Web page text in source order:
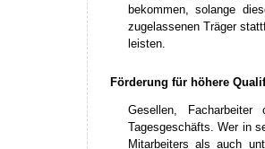
bekommen, solange
zugelassenen Träger
leisten.
Förderung für höhere
Gesellen,
Tagesgeschäfts. Wer in
Mitarbeiters als auch